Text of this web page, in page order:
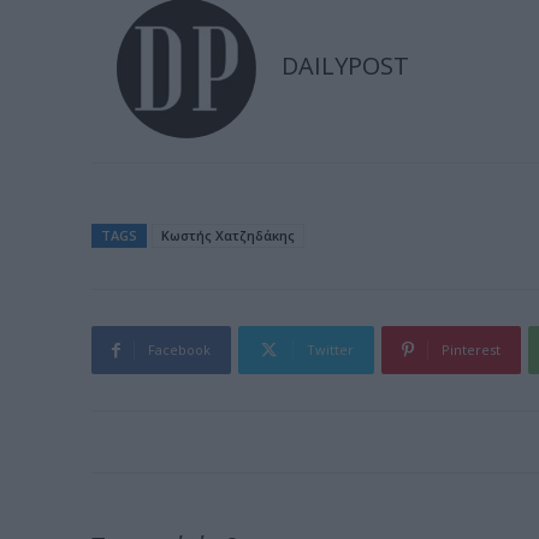
DAILYPOST
TAGS Κωστής Χατζηδάκης
Facebook Twitter Pinterest